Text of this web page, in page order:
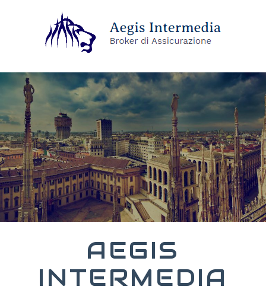
AEGIS
INTERMEDIA